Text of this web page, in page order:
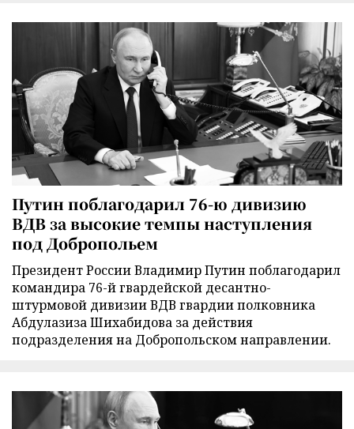
Путин поблагодарил 76-ю дивизию
ВДВ за высокие темпы наступления
под Добропольем
Президент России Владимир Путин поблагодарил
командира 76-й гвардейской десантно-
штурмовой дивизии ВДВ гвардии полковника
Абдулазиза Шихабидова за действия
подразделения на Добропольском направлении.